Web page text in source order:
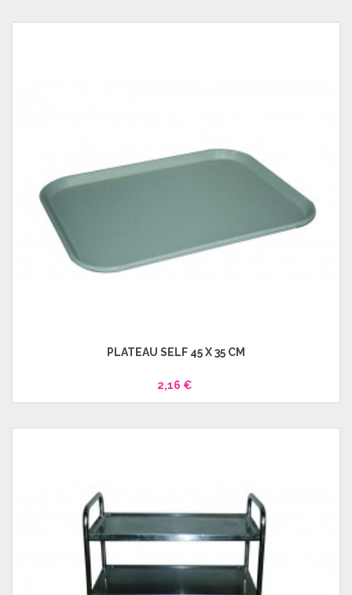
PLATEAU SELF 45 X 35 CM
2,16 €